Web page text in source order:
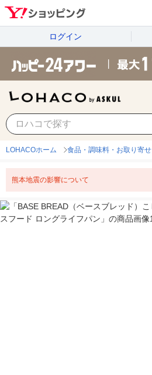
ログイン
LOHACOホーム 食品・調味料・お取り寄せ
熊本地震の影響について